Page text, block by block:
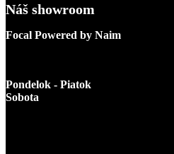
Náš showroom
Focal Powered by Naim
Pondelok - Piatok
Sobota